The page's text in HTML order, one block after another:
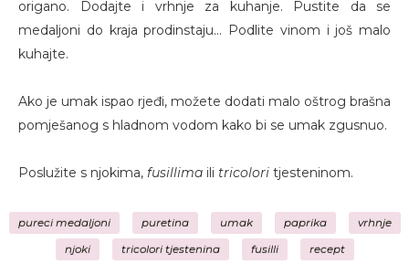
origano. Dodajte i vrhnje za kuhanje. Pustite da se
medaljoni do kraja prodinstaju... Podlite vinom i još malo
kuhajte.
Ako je umak ispao rjeđi, možete dodati malo oštrog brašna
pomješanog s hladnom vodom kako bi se umak zgusnuo.
Poslužite s njokima, fusillima ili tricolori tjesteninom.
pureci medaljoni puretina umak paprika vrhnje
njoki tricolori tjestenina fusilli recept